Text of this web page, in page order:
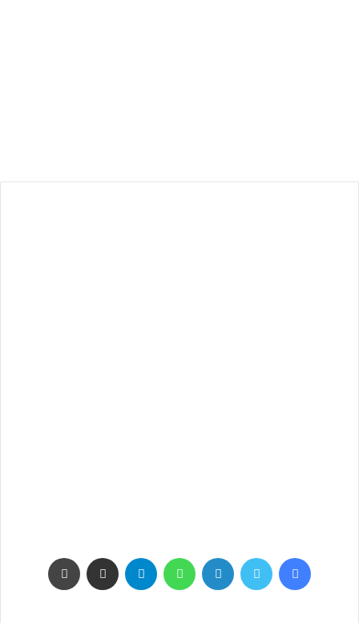
فيسبوك تويتر لينكدإن واتساب تيلقرام مشاركة عبر البريد